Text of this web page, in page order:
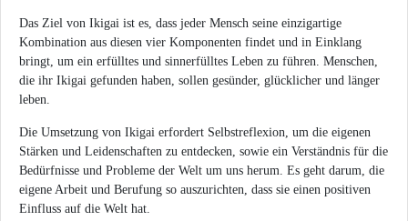
Das Ziel von Ikigai ist es, dass jeder Mensch seine einzigartige
Kombination aus diesen vier Komponenten findet und in Einklang
bringt, um ein erfülltes und sinnerfülltes Leben zu führen. Menschen,
die ihr Ikigai gefunden haben, sollen gesünder, glücklicher und länger
leben.
Die Umsetzung von Ikigai erfordert Selbstreflexion, um die eigenen
Stärken und Leidenschaften zu entdecken, sowie ein Verständnis für die
Bedürfnisse und Probleme der Welt um uns herum. Es geht darum, die
eigene Arbeit und Berufung so auszurichten, dass sie einen positiven
Einfluss auf die Welt hat.